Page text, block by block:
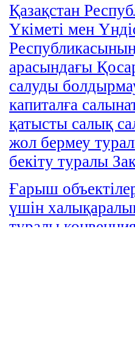
Қазақстан
Үкiметi мен
арасындағы
салуды
капиталға
қатысты салық
жол бермеу
бекiту туралы
Ғарыш
үшiн
туралы